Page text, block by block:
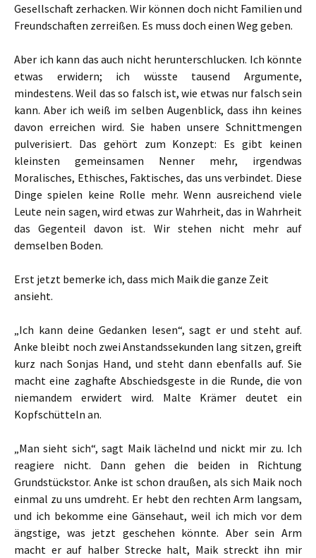
Gesellschaft zerhacken. Wir können doch nicht Familien und
Freundschaften zerreißen. Es muss doch einen Weg geben.
Aber ich kann das auch nicht herunterschlucken. Ich könnte
etwas erwidern; ich wüsste tausend Argumente,
mindestens. Weil das so falsch ist, wie etwas nur falsch sein
kann. Aber ich weiß im selben Augenblick, dass ihn keines
davon erreichen wird. Sie haben unsere Schnittmengen
pulverisiert. Das gehört zum Konzept: Es gibt keinen
kleinsten gemeinsamen Nenner mehr, irgendwas
Moralisches, Ethisches, Faktisches, das uns verbindet. Diese
Dinge spielen keine Rolle mehr. Wenn ausreichend viele
Leute nein sagen, wird etwas zur Wahrheit, das in Wahrheit
das Gegenteil davon ist. Wir stehen nicht mehr auf
demselben Boden.
Erst jetzt bemerke ich, dass mich Maik die ganze Zeit
ansieht.
„Ich kann deine Gedanken lesen“, sagt er und steht auf.
Anke bleibt noch zwei Anstandssekunden lang sitzen, greift
kurz nach Sonjas Hand, und steht dann ebenfalls auf. Sie
macht eine zaghafte Abschiedsgeste in die Runde, die von
niemandem erwidert wird. Malte Krämer deutet ein
Kopfschütteln an.
„Man sieht sich“, sagt Maik lächelnd und nickt mir zu. Ich
reagiere nicht. Dann gehen die beiden in Richtung
Grundstückstor. Anke ist schon draußen, als sich Maik noch
einmal zu uns umdreht. Er hebt den rechten Arm langsam,
und ich bekomme eine Gänsehaut, weil ich mich vor dem
ängstige, was jetzt geschehen könnte. Aber sein Arm
macht er auf halber Strecke halt, Maik streckt ihn mir